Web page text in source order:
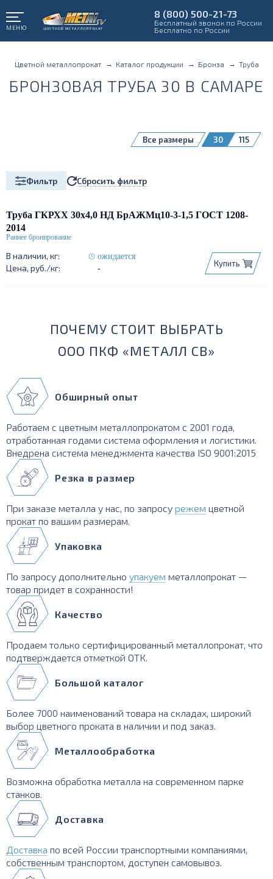
МЕНЮ
8 (800) 500-21-73
Бесплатный звонок по России
Бесплатно по России
Цветной металлопрокат Каталог продукции Бронза Труба
БРОНЗОВАЯ ТРУБА 30 В САМАРЕ
30 115
Все размеры
Фильтр Сбросить фильтр
Труба ГКРХХ 30х4,0 НД БрАЖМц10-3-1,5 ГОСТ 1208-
2014
ожидается
-
Купить
ПОЧЕМУ СТОИТ ВЫБРАТЬ
ООО ПКФ «МЕТАЛЛ СВ»
Обширный опыт
Работаем с цветным металлопрокатом с 2001 года,
отработанная годами система оформления и логистики.
Внедрена система менеджмента качества ISO 9001:2015
Резка в размер
При заказе металла у нас, по запросу режем цветной
прокат по вашим размерам.
Упаковка
По запросу дополнительно упакуем металлопрокат —
товар придет в сохранности!
Качество
Продаем только сертифицированный металлопрокат, что
подтверждается отметкой ОТК.
Большой каталог
Более 7000 наименований товара на складах, широкий
выбор цветного проката в наличии и под заказ.
Металлообработка
Возможна обработка металла на современном парке
станков.
Доставка
Доставка по всей России транспортными компаниями,
собственным транспортом, доступен самовывоз.